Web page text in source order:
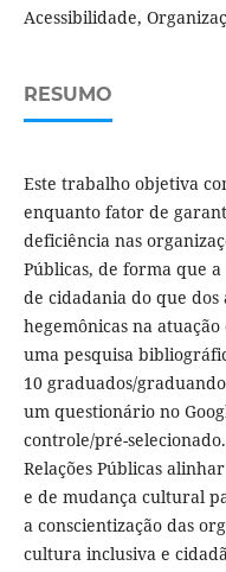
Acessibilidade,
RESUMO
Este trabalho objetiva
enquanto fator de
deficiência nas
Públicas, de forma que
de cidadania do que
hegemônicas na
uma pesquisa
10 graduados/
um questionário no
controle/pré-
Relações Públicas
e de mudança cultural
a conscientização das
cultura inclusiva e